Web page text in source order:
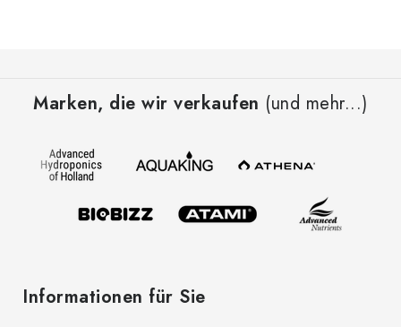
Marken, die wir verkaufen (und mehr...)
Informationen für Sie